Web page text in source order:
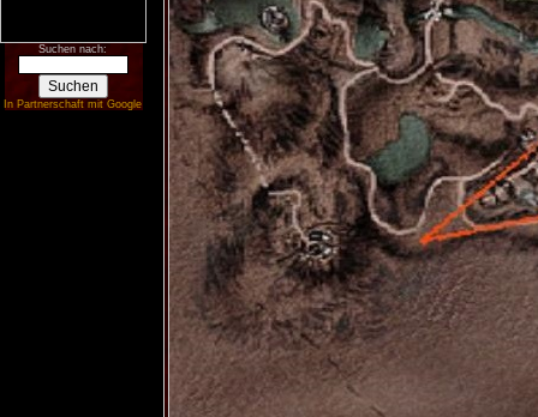
Suchen nach:
In Partnerschaft mit Google